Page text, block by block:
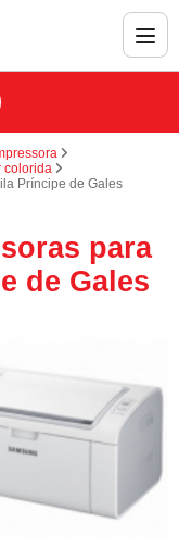
colorida
Príncipe de Gales
para
de Gales